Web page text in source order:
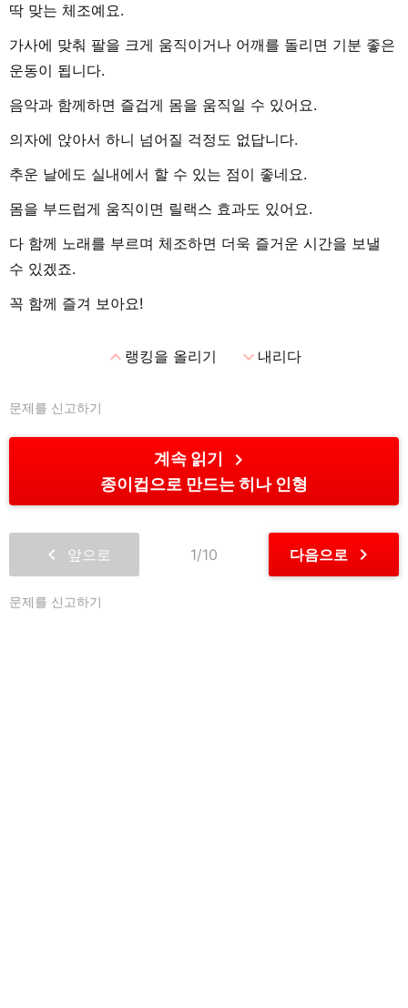
딱 맞는 체조예요.
가사에 맞춰 팔을 크게 움직이거나 어깨를 돌리면 기분 좋은
운동이 됩니다.
음악과 함께하면 즐겁게 몸을 움직일 수 있어요.
의자에 앉아서 하니 넘어질 걱정도 없답니다.
추운 날에도 실내에서 할 수 있는 점이 좋네요.
몸을 부드럽게 움직이면 릴랙스 효과도 있어요.
다 함께 노래를 부르며 체조하면 더욱 즐거운 시간을 보낼
수 있겠죠.
꼭 함께 즐겨 보아요!
expand_less랭킹을 올리기 expand_more내리다
문제를 신고하기
계속 읽기 chevron_right
종이컵으로 만드는 히나 인형
chevron_left 앞으로 1/10 다음으로 chevron_right
문제를 신고하기